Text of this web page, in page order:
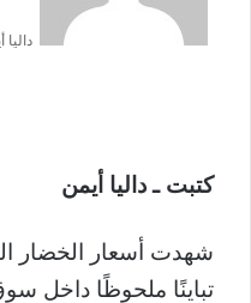
داليا
كتبت ـ داليا أيمن
تباينًا ملحوظًا داخل